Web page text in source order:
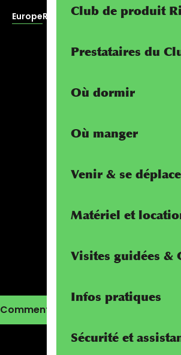
Club de produit
Prestataires du
Où dormir
Où manger
Venir & se
Matériel et
Visites guidées &
Infos pratiques
Sécurité et
EuropeRivierALP
Comment venir ?